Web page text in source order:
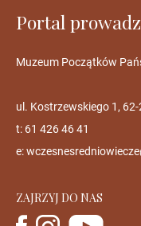
Portal
Muzeum Początków
ul. Kostrzewskiego 1,
t: 61 426 46 41
e:
ZAJRZYJ DO NAS